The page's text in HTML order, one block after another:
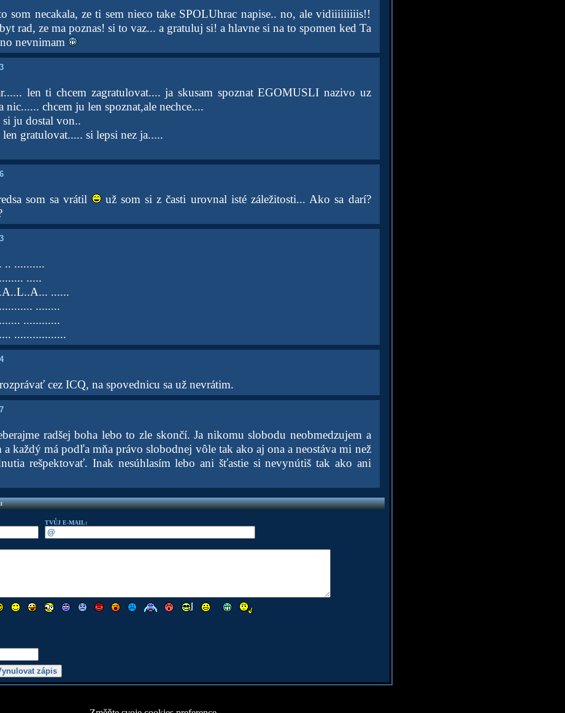
som necakala, ze ti sem nieco take SPOLUhrac napise.. no, ale vidiiiiiiiiis!!
rad, ze ma poznas! si to vaz... a gratuluj si! a hlavne si na to spomen ked Ta
nevnimam
len ti chcem zagratulovat.... ja skusam spoznat EGOMUSLI nazivo uz
nic...... chcem ju len spoznat,ale nechce....
si ju dostal von..
gratulovat..... si lepsi nez ja.....
som sa vrátil
už som si z časti urovnal isté záležitosti... Ako sa darí?
.. ..........
.....
......
........
............
.................
cez ICQ, na spovednicu sa už nevrátim.
radšej boha lebo to zle skončí. Ja nikomu slobodu neobmedzujem a
a každý má podľa mňa právo slobodnej vôle tak ako aj ona a neostáva mi než
rešpektovať. Inak nesúhlasím lebo ani šťastie si nevynútiš tak ako ani
TVŮJ E-MAIL: